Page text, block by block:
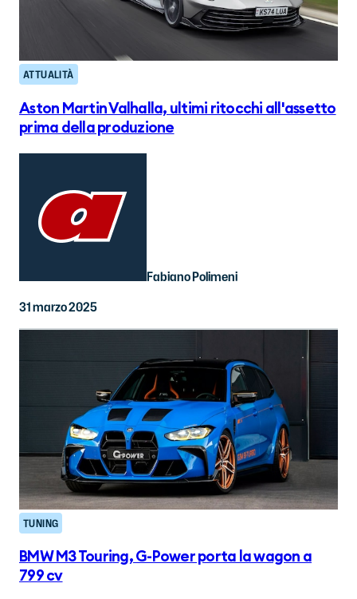
ATTUALITÀ
Aston Martin Valhalla, ultimi ritocchi all'assetto
prima della produzione
Fabiano Polimeni
31 marzo 2025
TUNING
BMW M3 Touring, G-Power porta la wagon a
799 cv